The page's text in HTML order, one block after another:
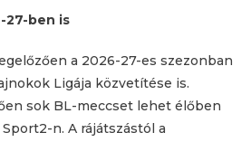
27-ben is
a 2026-27-es szezonban
Ligája közvetítése is.
sok BL-meccset lehet élőben
n. A rájátszástól a